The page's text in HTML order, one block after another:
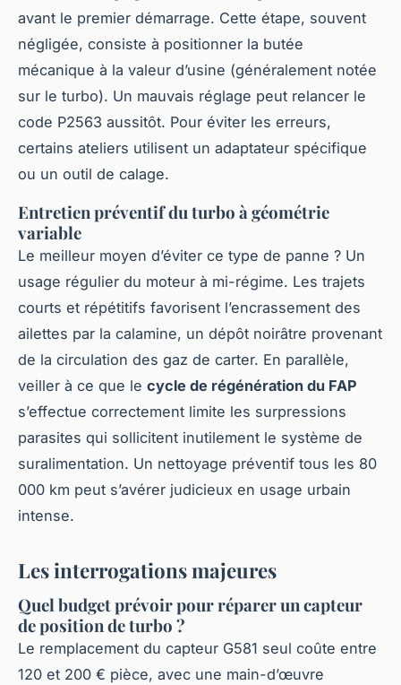
avant le premier démarrage. Cette étape, souvent
négligée, consiste à positionner la butée
mécanique à la valeur d’usine (généralement notée
sur le turbo). Un mauvais réglage peut relancer le
code P2563 aussitôt. Pour éviter les erreurs,
certains ateliers utilisent un adaptateur spécifique
ou un outil de calage.
Entretien préventif du turbo à géométrie
variable
Le meilleur moyen d’éviter ce type de panne ? Un
usage régulier du moteur à mi-régime. Les trajets
courts et répétitifs favorisent l’encrassement des
ailettes par la calamine, un dépôt noirâtre provenant
de la circulation des gaz de carter. En parallèle,
veiller à ce que le cycle de régénération du FAP
s’effectue correctement limite les surpressions
parasites qui sollicitent inutilement le système de
suralimentation. Un nettoyage préventif tous les 80
000 km peut s’avérer judicieux en usage urbain
intense.
Les interrogations majeures
Quel budget prévoir pour réparer un capteur
de position de turbo ?
Le remplacement du capteur G581 seul coûte entre
120 et 200 € pièce, avec une main-d’œuvre